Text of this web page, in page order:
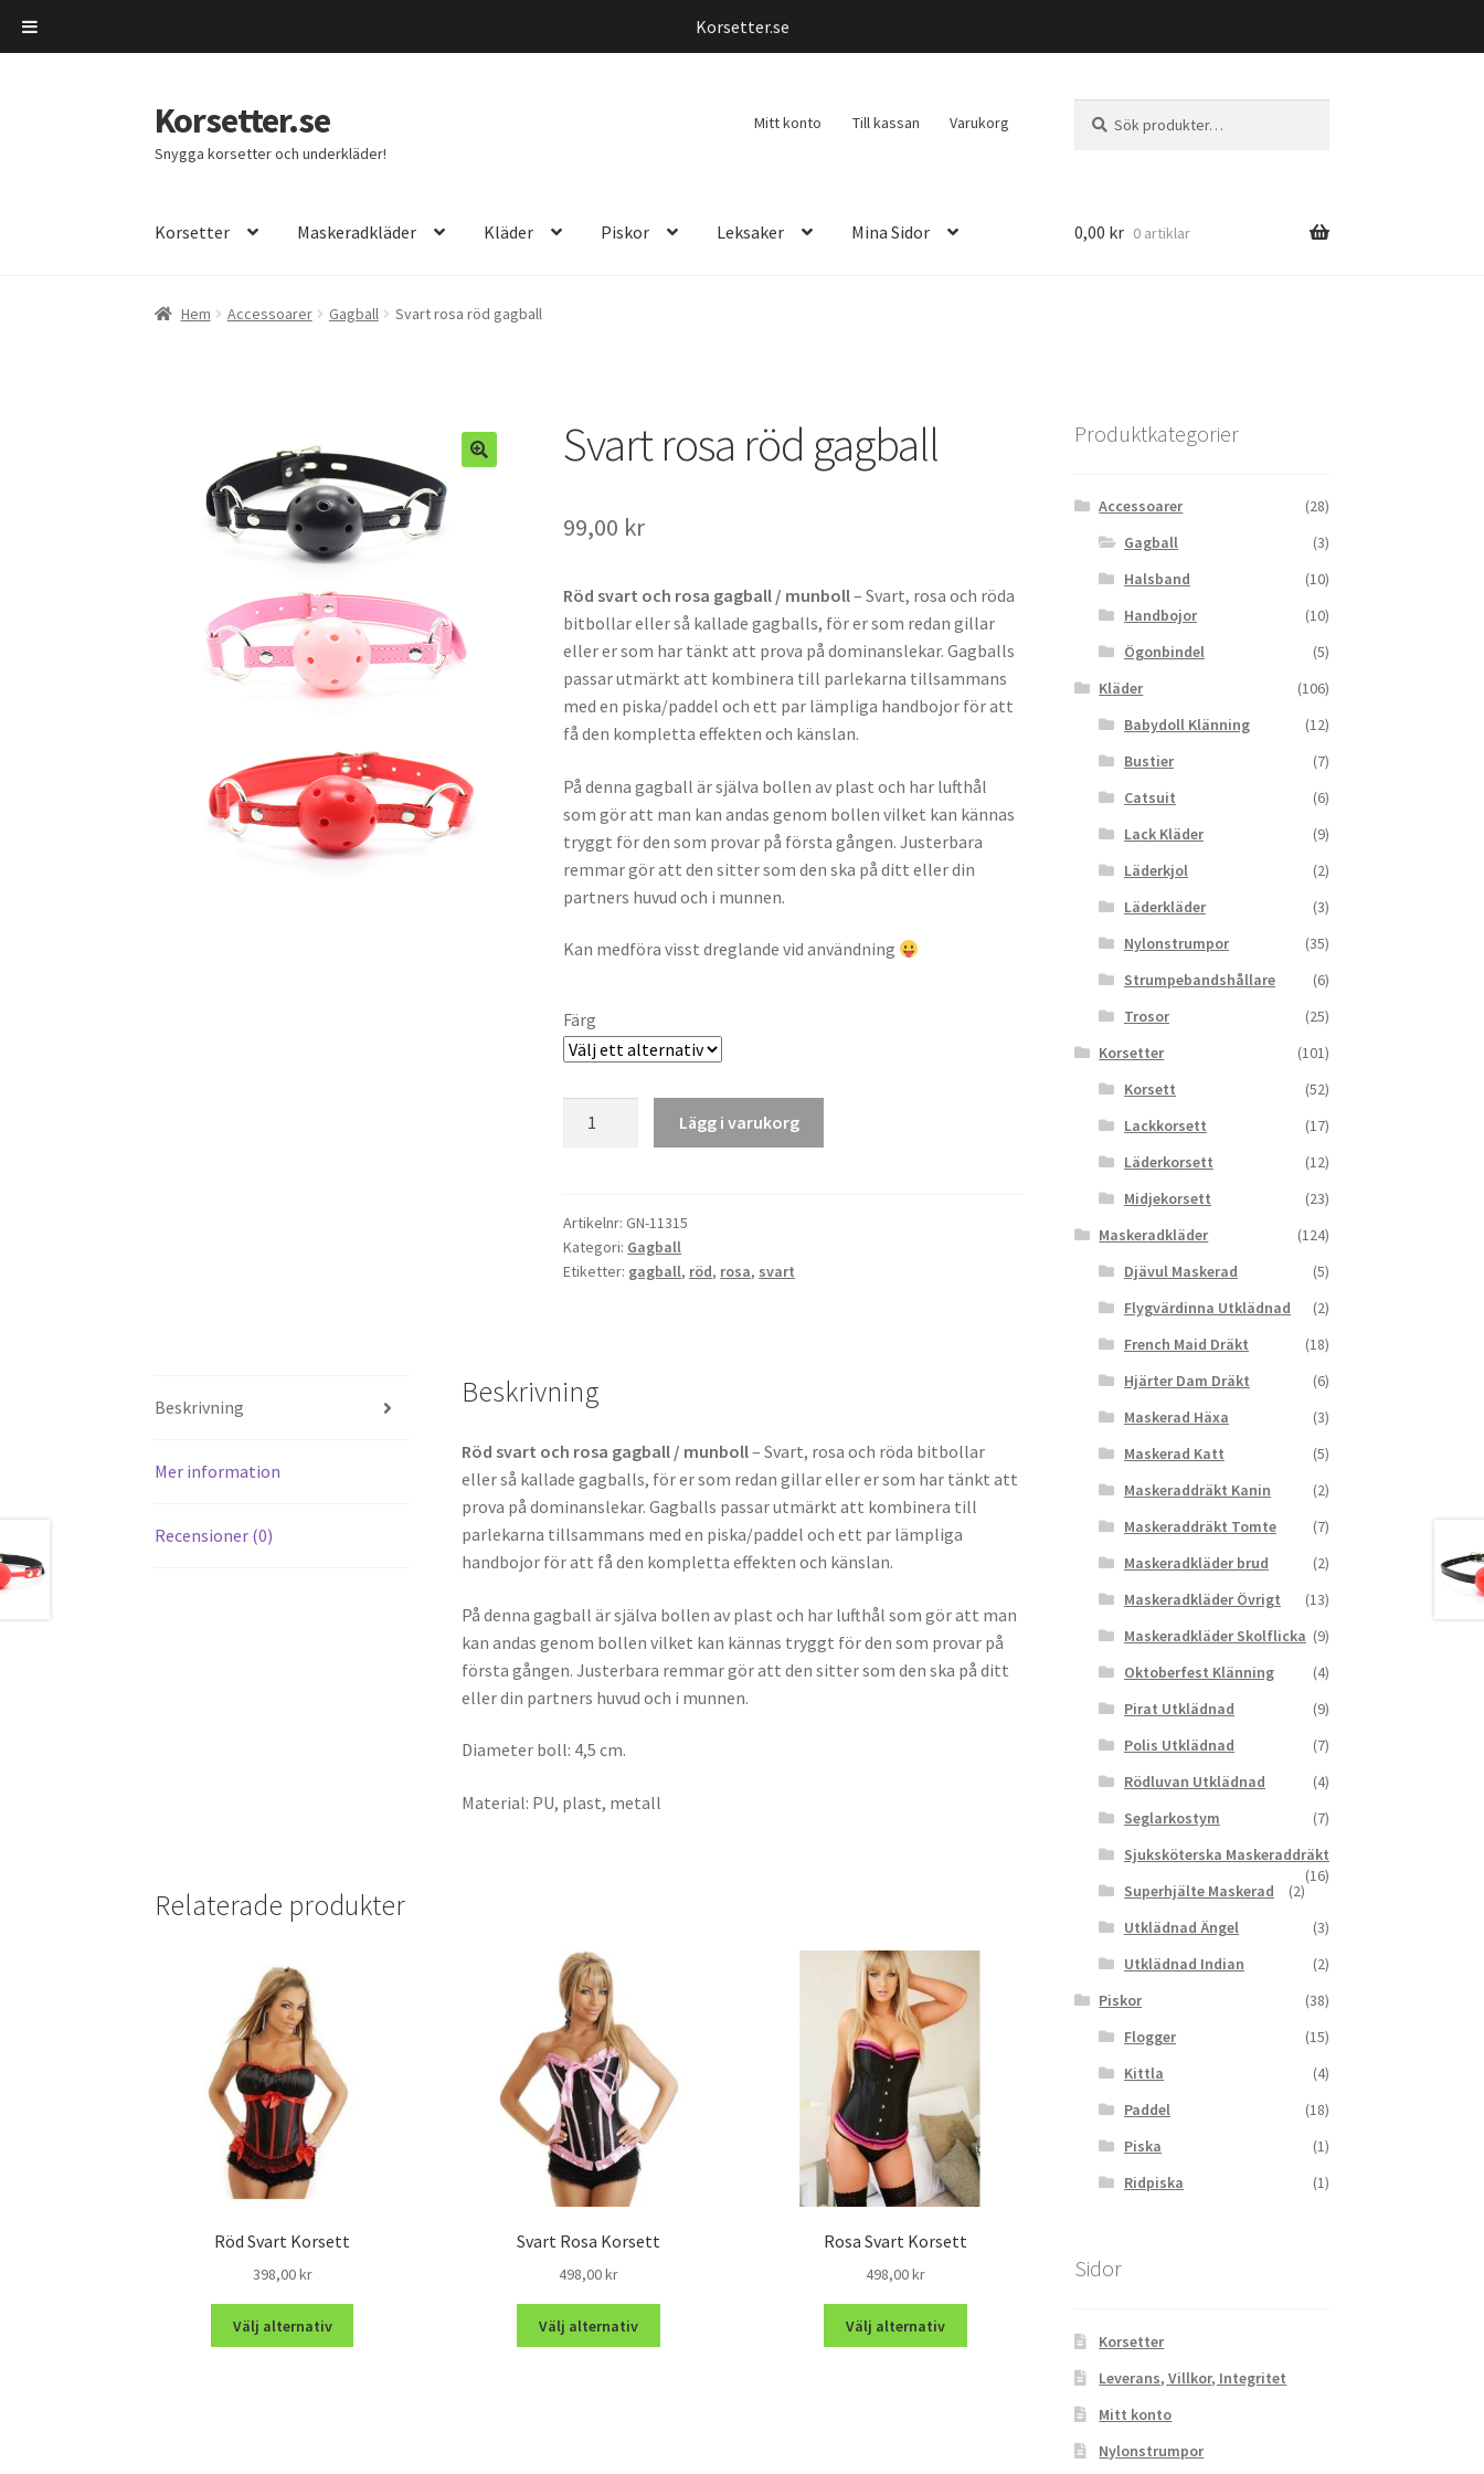
Hoppa
till
navigering
Hoppa
till
innehåll
Korsetter.se
Snygga korsetter och underkläder!
Mitt konto Till kassan Varukorg
efter:
Korsetter Maskeradkläder Kläder Piskor Leksaker Mina Sidor 0,00 kr 0 artiklar
Hem Accessoarer Gagball Svart rosa röd gagball
Svart rosa röd gagball
99,00 kr
Röd svart och rosa gagball / munboll– Svart, rosa och röda
bitbollar eller så kallade gagballs, för er som redan gillar
eller er som har tänkt att prova på dominanslekar. Gagballs
passar utmärkt att kombinera till parlekarna tillsammans
med en piska/paddel och ett par lämpliga handbojor för att
få den kompletta effekten och känslan.
På denna gagball är själva bollen av plast och har lufthål
som gör att man kan andas genom bollen vilket kan kännas
tryggt för den som provar på första gången. Justerbara
remmar gör att den sitter som den ska på ditt eller din
partners huvud och i munnen.
Kan medföra visst dreglande vid användning
Färg
mängd
Lägg i varukorg
Artikelnr:GN-11315
Kategori: Gagball
Etiketter: gagball, röd, rosa, svart
Beskrivning
Mer information
Recensioner (0)
Beskrivning
Röd svart och rosa gagball / munboll– Svart, rosa och röda bitbollar
eller så kallade gagballs, för er som redan gillar eller er som har tänkt att
prova på dominanslekar. Gagballs passar utmärkt att kombinera till
parlekarna tillsammans med en piska/paddel och ett par lämpliga
handbojor för att få den kompletta effekten och känslan.
På denna gagball är själva bollen av plast och har lufthål som gör att man
kan andas genom bollen vilket kan kännas tryggt för den som provar på
första gången. Justerbara remmar gör att den sitter som den ska på ditt
eller din partners huvud och i munnen.
Diameter boll: 4,5 cm.
Material: PU, plast, metall
Relaterade produkter
Röd Svart Korsett
398,00kr
Välj alternativ
Svart Rosa Korsett
498,00kr
Välj alternativ
Rosa Svart Korsett
498,00kr
Välj alternativ
Produktkategorier
Accessoarer
(28)
Gagball
(3)
Halsband
(10)
Handbojor
(10)
Ögonbindel
(5)
Kläder
(106)
Babydoll Klänning
(12)
Bustier
(7)
Catsuit
(6)
Lack Kläder
(9)
Läderkjol
(2)
Läderkläder
(3)
Nylonstrumpor
(35)
Strumpebandshållare
(6)
Trosor
(25)
Korsetter
(101)
Korsett
(52)
Lackkorsett
(17)
Läderkorsett
(12)
Midjekorsett
(23)
Maskeradkläder
(124)
Djävul Maskerad
(5)
Flygvärdinna Utklädnad
(2)
French Maid Dräkt
(18)
Hjärter Dam Dräkt
(6)
Maskerad Häxa
(3)
Maskerad Katt
(5)
Maskeraddräkt Kanin
(2)
Maskeraddräkt Tomte
(7)
Maskeradkläder brud
(2)
Maskeradkläder Övrigt
(13)
Maskeradkläder Skolflicka (9)
Oktoberfest Klänning
(4)
Pirat Utklädnad
(9)
Polis Utklädnad
(7)
Rödluvan Utklädnad
(4)
Seglarkostym
(7)
Sjuksköterska Maskeraddräkt
(16)
Superhjälte Maskerad
(2)
Utklädnad Ängel
(3)
Utklädnad Indian
(2)
Piskor
(38)
Flogger
(15)
Kittla
(4)
Paddel
(18)
Piska
(1)
Ridpiska
(1)
Sidor
Korsetter
Leverans, Villkor, Integritet
Mitt konto
Nylonstrumpor
Korsetter.se